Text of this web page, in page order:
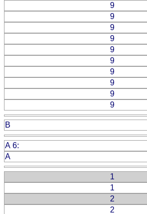
9
9
9
9
9
9
9
9
9
9
B
A 6:
A
1
1
2
2